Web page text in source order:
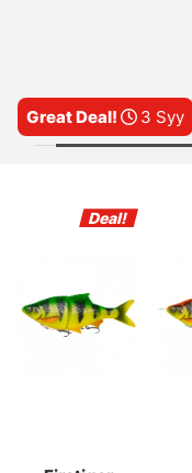
Great Deal! 3 Syy